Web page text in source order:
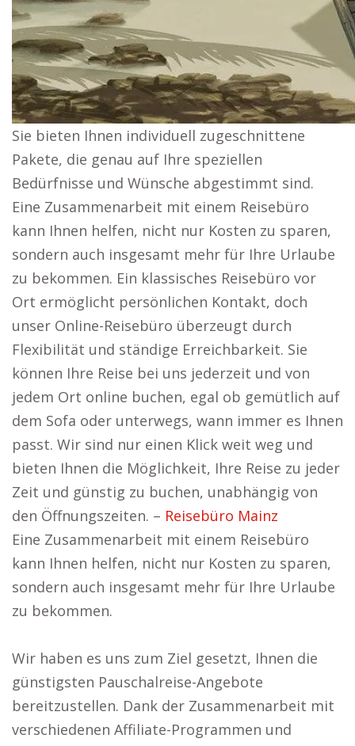
Sie bieten Ihnen individuell zugeschnittene
Pakete, die genau auf Ihre speziellen
Bedürfnisse und Wünsche abgestimmt sind.
Eine Zusammenarbeit mit einem Reisebüro
kann Ihnen helfen, nicht nur Kosten zu sparen,
sondern auch insgesamt mehr für Ihre Urlaube
zu bekommen. Ein klassisches Reisebüro vor
Ort ermöglicht persönlichen Kontakt, doch
unser Online-Reisebüro überzeugt durch
Flexibilität und ständige Erreichbarkeit. Sie
können Ihre Reise bei uns jederzeit und von
jedem Ort online buchen, egal ob gemütlich auf
dem Sofa oder unterwegs, wann immer es Ihnen
passt. Wir sind nur einen Klick weit weg und
bieten Ihnen die Möglichkeit, Ihre Reise zu jeder
Zeit und günstig zu buchen, unabhängig von
den Öffnungszeiten. – Reisebüro Mainz
Eine Zusammenarbeit mit einem Reisebüro
kann Ihnen helfen, nicht nur Kosten zu sparen,
sondern auch insgesamt mehr für Ihre Urlaube
zu bekommen.
Wir haben es uns zum Ziel gesetzt, Ihnen die
günstigsten Pauschalreise-Angebote
bereitzustellen. Dank der Zusammenarbeit mit
verschiedenen Affiliate-Programmen und